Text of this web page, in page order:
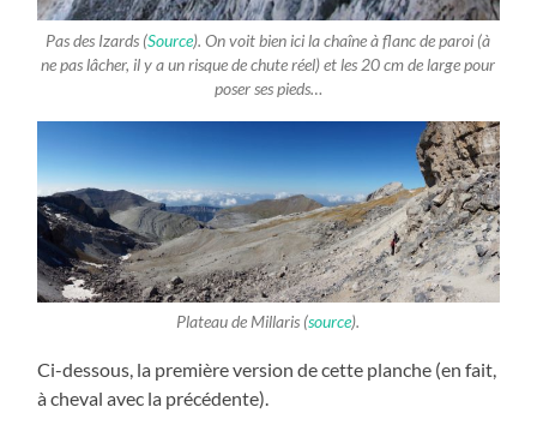
Pas des Izards (Source). On voit bien ici la chaîne à flanc de paroi (à
ne pas lâcher, il y a un risque de chute réel) et les 20 cm de large pour
poser ses pieds…
Plateau de Millaris (source).
Ci-dessous, la première version de cette planche (en fait,
à cheval avec la précédente).